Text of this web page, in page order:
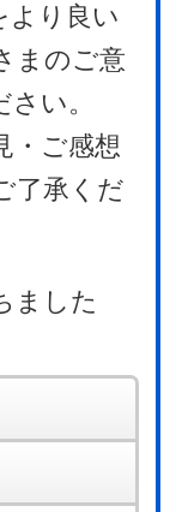
より良い
まのご意
い。
・ご感想
了承くだ
ました